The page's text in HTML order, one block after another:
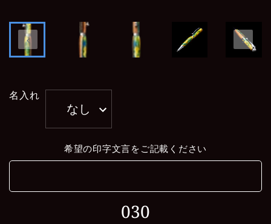
名入れ
なし
希望の印字文言をご記載ください
030